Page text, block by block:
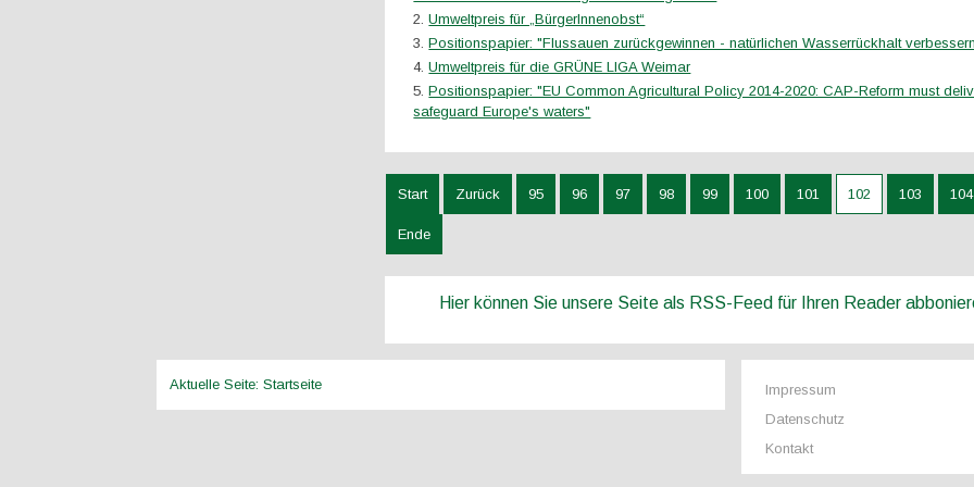
Umweltpreis für „BürgerInnenobst“
Positionspapier: "Flussauen zurückgewinnen - natürlichen Wasserrückhalt
Umweltpreis für die GRÜNE LIGA Weimar
Positionspapier: "EU Common Agricultural Policy 2014-2020: CAP-Reform must
safeguard Europe's waters"
Start Zurück 95 96 97 98 99 100 101 102 103 104
Ende
Hier können Sie unsere Seite als RSS-Feed für Ihren Reader
Aktuelle Seite:Startseite
Impressum
Datenschutz
Kontakt